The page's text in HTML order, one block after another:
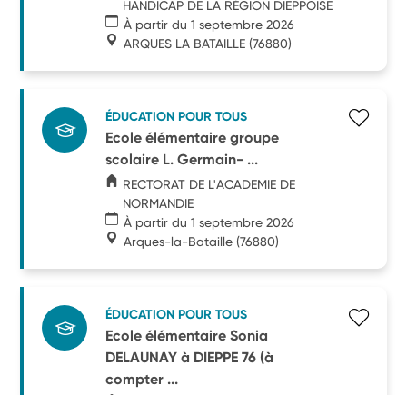
HANDICAP DE LA RÉGION DIEPPOISE
À partir du 1 septembre 2026
ARQUES LA BATAILLE (76880)
ÉDUCATION POUR TOUS
Ecole élémentaire groupe
scolaire L. Germain- ...
RECTORAT DE L'ACADEMIE DE
NORMANDIE
À partir du 1 septembre 2026
Arques-la-Bataille (76880)
ÉDUCATION POUR TOUS
Ecole élémentaire Sonia
DELAUNAY à DIEPPE 76 (à
compter ...